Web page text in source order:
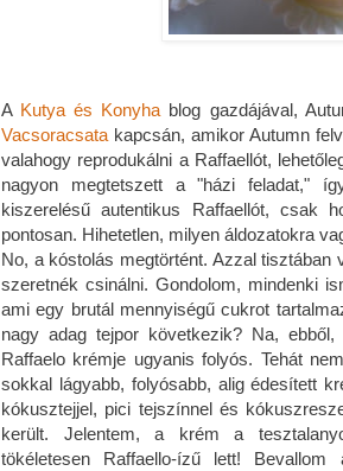
A Kutya és Konyhablog gazdájával,
Vacsoracsatakapcsán, amikor Autumn
valahogy reprodukálni a Raffaellót,
nagyon megtetszett a "házi feladat,"
kiszerelésű autentikus Raffaellót, csak
pontosan. Hihetetlen, milyen áldozatokra
No, a kóstolás megtörtént. Azzal
szeretnék csinálni. Gondolom, mindenki
ami egy brutál mennyiségű cukrot
nagy adag tejpor következik? Na,
Raffaelo krémje ugyanis folyós. Tehát
sokkal lágyabb, folyósabb, alig édesített
kókusztejjel, pici tejszínnel és
került. Jelentem, a krém a
tökéletesen Raffaello-ízű lett! Bevallom